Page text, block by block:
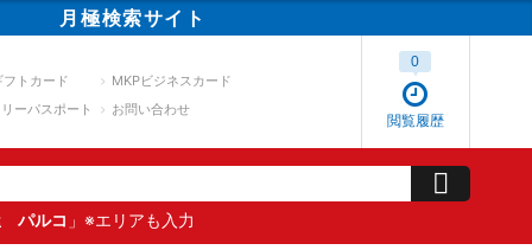
月極検索サイト
フトカード
MKPビジネスカード
ーパスポート
お問い合わせ
閲覧履歴
0
パルコ 」※エリアも入力